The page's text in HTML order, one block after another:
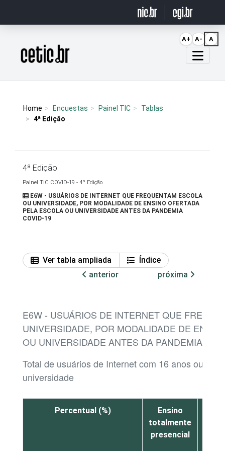
Página inicial
Home Encuestas Painel TIC
Tablas
4ª Edição
4ª Edição
Painel TIC COVID-19 - 4ª Edição
E6W - USUÁRIOS DE INTERNET QUE FREQUENTAM ESCOLA
OU UNIVERSIDADE, POR MODALIDADE DE ENSINO OFERTADA
PELA ESCOLA OU UNIVERSIDADE ANTES DA PANDEMIA
COVID-19
Ver tabla ampliada
Índice
anterior
próxima
E6W - USUÁRIOS DE INTERNET QUE
UNIVERSIDADE, POR MODALIDADE DE
OU UNIVERSIDADE ANTES DA PANDEMIA
Total de usuários de Internet com 16 anos ou
universidade
Percentual (%)
Ensino
totalmente
presencial
A+ A- A